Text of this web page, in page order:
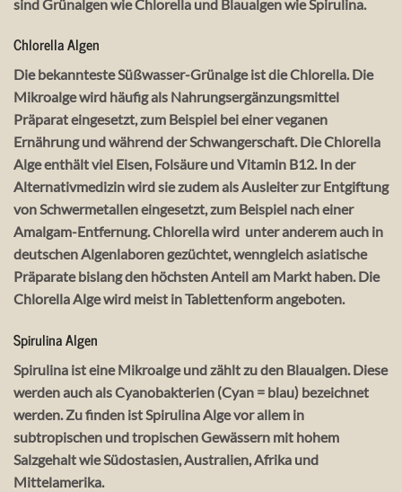
sind Grünalgen wie Chlorella und Blaualgen wie Spirulina.
Chlorella Algen
Die bekannteste Süßwasser-Grünalge ist die Chlorella. Die
Mikroalge wird häufig als Nahrungsergänzungsmittel
Präparat eingesetzt, zum Beispiel bei einer veganen
Ernährung und während der Schwangerschaft. Die Chlorella
Alge enthält viel Eisen, Folsäure und Vitamin B12. In der
Alternativmedizin wird sie zudem als Ausleiter zur Entgiftung
von Schwermetallen eingesetzt, zum Beispiel nach einer
Amalgam-Entfernung. Chlorella wird unter anderem auch in
deutschen Algenlaboren gezüchtet, wenngleich asiatische
Präparate bislang den höchsten Anteil am Markt haben. Die
Chlorella Alge wird meist in Tablettenform angeboten.
Spirulina Algen
Spirulina ist eine Mikroalge und zählt zu den Blaualgen. Diese
werden auch als Cyanobakterien (Cyan = blau) bezeichnet
werden. Zu finden ist Spirulina Alge vor allem in
subtropischen und tropischen Gewässern mit hohem
Salzgehalt wie Südostasien, Australien, Afrika und
Mittelamerika.